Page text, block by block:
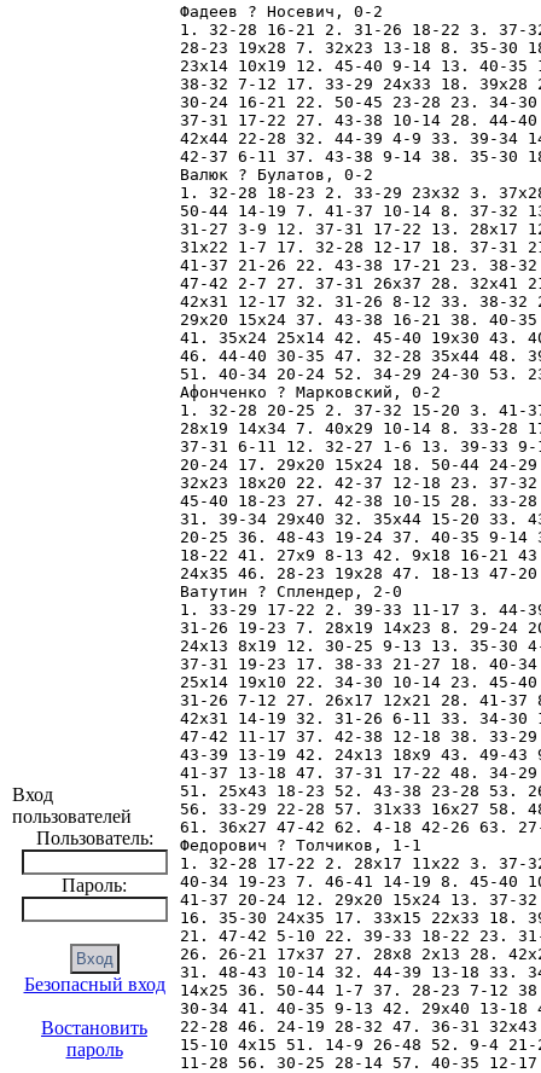
Вход
пользователей
Пользователь:
Пароль:
Безопасный вход
Востановить
пароль
Фадеев ? Носевич, 0-2
1. 32-28 16-21 2. 31-26 18-22 3. 37-
28-23 19x28 7. 32x23 13-18 8. 35-30
23x14 10x19 12. 45-40 9-14 13. 40-
38-32 7-12 17. 33-29 24x33 18. 39x28
30-24 16-21 22. 50-45 23-28 23. 34-
37-31 17-22 27. 43-38 10-14 28. 44-
42x44 22-28 32. 44-39 4-9 33. 39-34
42-37 6-11 37. 43-38 9-14 38. 35-30
Валюк ? Булатов, 0-2
1. 32-28 18-23 2. 33-29 23x32 3.
50-44 14-19 7. 41-37 10-14 8. 37-32
31-27 3-9 12. 37-31 17-22 13. 28x17
31x22 1-7 17. 32-28 12-17 18. 37-31
41-37 21-26 22. 43-38 17-21 23. 38-
47-42 2-7 27. 37-31 26x37 28. 32x41
42x31 12-17 32. 31-26 8-12 33. 38-32
29x20 15x24 37. 43-38 16-21 38. 40-
41. 35x24 25x14 42. 45-40 19x30 43.
46. 44-40 30-35 47. 32-28 35x44 48.
51. 40-34 20-24 52. 34-29 24-30 53.
Афонченко ? Марковский, 0-2
1. 32-28 20-25 2. 37-32 15-20 3. 41-
28x19 14x34 7. 40x29 10-14 8. 33-28
37-31 6-11 12. 32-27 1-6 13. 39-33
20-24 17. 29x20 15x24 18. 50-44 24-
32x23 18x20 22. 42-37 12-18 23. 37-
45-40 18-23 27. 42-38 10-15 28. 33-
31. 39-34 29x40 32. 35x44 15-20 33.
20-25 36. 48-43 19-24 37. 40-35 9-14
18-22 41. 27x9 8-13 42. 9x18 16-21
24x35 46. 28-23 19x28 47. 18-13 47-
Ватутин ? Сплендер, 2-0
1. 33-29 17-22 2. 39-33 11-17 3. 44-
31-26 19-23 7. 28x19 14x23 8. 29-24
24x13 8x19 12. 30-25 9-13 13. 35-30
37-31 19-23 17. 38-33 21-27 18. 40-
25x14 19x10 22. 34-30 10-14 23. 45-
31-26 7-12 27. 26x17 12x21 28. 41-
42x31 14-19 32. 31-26 6-11 33. 34-30
47-42 11-17 37. 42-38 12-18 38. 33-
43-39 13-19 42. 24x13 18x9 43. 49-
41-37 13-18 47. 37-31 17-22 48. 34-
51. 25x43 18-23 52. 43-38 23-28 53.
56. 33-29 22-28 57. 31x33 16x27 58.
61. 36x27 47-42 62. 4-18 42-26 63.
Федорович ? Толчиков, 1-1
1. 32-28 17-22 2. 28x17 11x22 3.
40-34 19-23 7. 46-41 14-19 8. 45-40
41-37 20-24 12. 29x20 15x24 13. 37-
16. 35-30 24x35 17. 33x15 22x33 18.
21. 47-42 5-10 22. 39-33 18-22 23.
26. 26-21 17x37 27. 28x8 2x13 28.
31. 48-43 10-14 32. 44-39 13-18 33.
14x25 36. 50-44 1-7 37. 28-23 7-12
30-34 41. 40-35 9-13 42. 29x40 13-18
22-28 46. 24-19 28-32 47. 36-31
15-10 4x15 51. 14-9 26-48 52. 9-4
11-28 56. 30-25 28-14 57. 40-35 12-